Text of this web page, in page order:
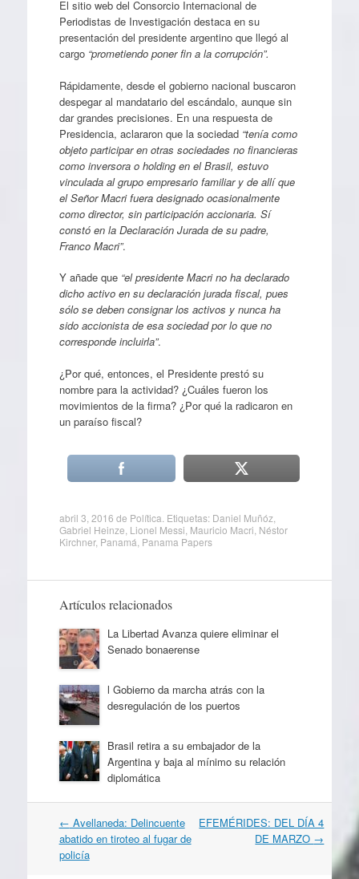
El sitio web del Consorcio Internacional de
Periodistas de Investigación destaca en su
presentación del presidente argentino que llegó al
cargo“prometiendo poner fin a la corrupción”.
Rápidamente, desde el gobierno nacional buscaron
despegar al mandatario del escándalo, aunque sin
dar grandes precisiones. En una respuesta de
Presidencia, aclararon que la sociedad“tenía como
objeto participar en otras sociedades no financieras
como inversora o holding en el Brasil, estuvo
vinculada al grupo empresario familiar y de allí que
el Señor Macri fuera designado ocasionalmente
como director, sin participación accionaria. Sí
constó en la Declaración Jurada de su padre,
Franco Macri”.
Y añade que “el presidente Macri no ha declarado
dicho activo en su declaración jurada fiscal, pues
sólo se deben consignar los activos y nunca ha
sido accionista de esa sociedad por lo que no
corresponde incluirla”.
¿Por qué, entonces, el Presidente prestó su
nombre para la actividad? ¿Cuáles fueron los
movimientos de la firma? ¿Por qué la radicaron en
un paraíso fiscal?
abril 3, 2016 de Política . Etiquetas: Daniel Muñóz,
Gabriel Heinze Lionel Messi Mauricio Macri Néstor
Kirchner, Panamá Panama Papers
Artículos relacionados
La Libertad Avanza quiere eliminar el
Senado bonaerense
l Gobierno da marcha atrás con la
desregulación de los puertos
Brasil retira a su embajador de la
Argentina y baja al mínimo su relación
diplomática
Navegación
por
artículos
← Avellaneda: Delincuente
abatido en tiroteo al fugar de
policía
EFEMÉRIDES: DEL DÍA 4
DE MARZO →